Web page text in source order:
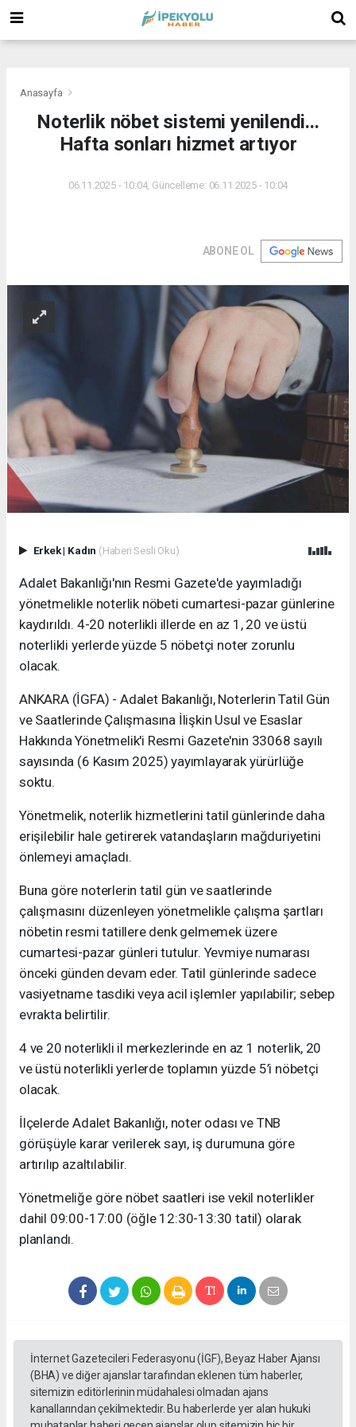
Anasayfa
Noterlik nöbet sistemi yenilendi...
Hafta sonları hizmet artıyor
06.11.2025 - 10:04, Güncelleme: 06.11.2025 - 10:04
ABONE OL
Erkek| Kadın (Haberi Sesli Oku)
Adalet Bakanlığı'nın Resmi Gazete'de yayımladığı
yönetmelikle noterlik nöbeti cumartesi-pazar günlerine
kaydırıldı. 4-20 noterlikli illerde en az 1, 20 ve üstü
noterlikli yerlerde yüzde 5 nöbetçi noter zorunlu
olacak.
ANKARA (İGFA) - Adalet Bakanlığı, Noterlerin Tatil Gün
ve Saatlerinde Çalışmasına İlişkin Usul ve Esaslar
Hakkında Yönetmelik'i Resmi Gazete'nin 33068 sayılı
sayısında (6 Kasım 2025) yayımlayarak yürürlüğe
soktu.
Yönetmelik, noterlik hizmetlerini tatil günlerinde daha
erişilebilir hale getirerek vatandaşların mağduriyetini
önlemeyi amaçladı.
Buna göre noterlerin tatil gün ve saatlerinde
çalışmasını düzenleyen yönetmelikle çalışma şartları
nöbetin resmi tatillere denk gelmemek üzere
cumartesi-pazar günleri tutulur. Yevmiye numarası
önceki günden devam eder. Tatil günlerinde sadece
vasiyetname tasdiki veya acil işlemler yapılabilir; sebep
evrakta belirtilir.
4 ve 20 noterlikli il merkezlerinde en az 1 noterlik, 20
ve üstü noterlikli yerlerde toplamın yüzde 5’i nöbetçi
olacak.
İlçelerde Adalet Bakanlığı, noter odası ve TNB
görüşüyle karar verilerek sayı, iş durumuna göre
artırılıp azaltılabilir.
Yönetmeliğe göre nöbet saatleri ise vekil noterlikler
dahil 09:00-17:00 (öğle 12:30-13:30 tatil) olarak
planlandı.
İnternet Gazetecileri Federasyonu (İGF), Beyaz Haber Ajansı
(BHA) ve diğer ajanslar tarafından eklenen tüm haberler,
sitemizin editörlerinin müdahalesi olmadan ajans
kanallarından çekilmektedir. Bu haberlerde yer alan hukuki